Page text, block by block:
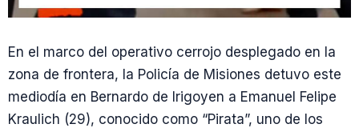
En el marco del operativo cerrojo desplegado en la
zona de frontera, la Policía de Misiones detuvo este
mediodía en Bernardo de Irigoyen a Emanuel Felipe
Kraulich (29), conocido como “Pirata”, uno de los